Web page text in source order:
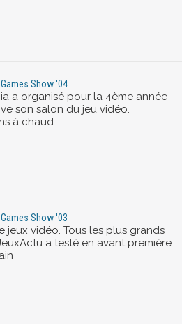
Show '04
a organisé pour la 4ème année
son salon du jeu vidéo.
à chaud.
Show '03
jeux vidéo. Tous les plus grands
a testé en avant première